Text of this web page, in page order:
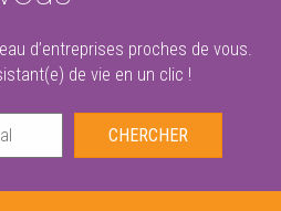
d’entreprises proches de vous.
de vie en un clic !
CHERCHER